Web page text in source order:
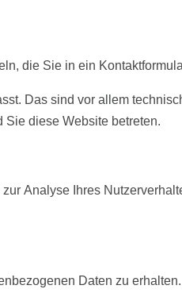
die Sie in ein
Das sind vor allem
Sie diese Website betreten.
Analyse Ihres
Daten zu